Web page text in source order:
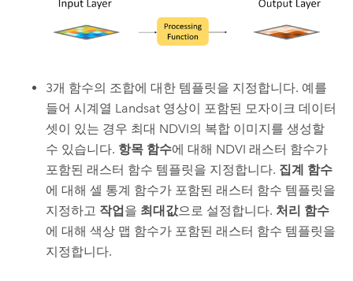
3개 함수의 조합에 대한 템플릿을 지정합니다. 예를
들어 시계열 Landsat 영상이 포함된 모자이크 데이터
셋이 있는 경우 최대 NDVI의 복합 이미지를 생성할
수 있습니다. 항목 함수에 대해 NDVI 래스터 함수가
포함된 래스터 함수 템플릿을 지정합니다. 집계 함수
에 대해 셀 통계 함수가 포함된 래스터 함수 템플릿을
지정하고 작업을 최대값으로 설정합니다. 처리 함수
에 대해 색상 맵 함수가 포함된 래스터 함수 템플릿을
지정합니다.